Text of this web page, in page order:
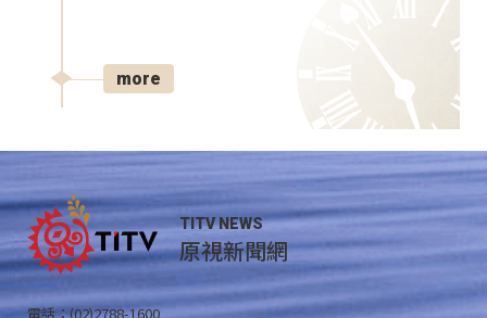
more
TITV NEWS
原視新聞網
電話：(02)2788-1600